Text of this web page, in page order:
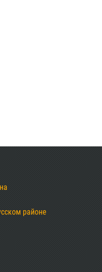
районе